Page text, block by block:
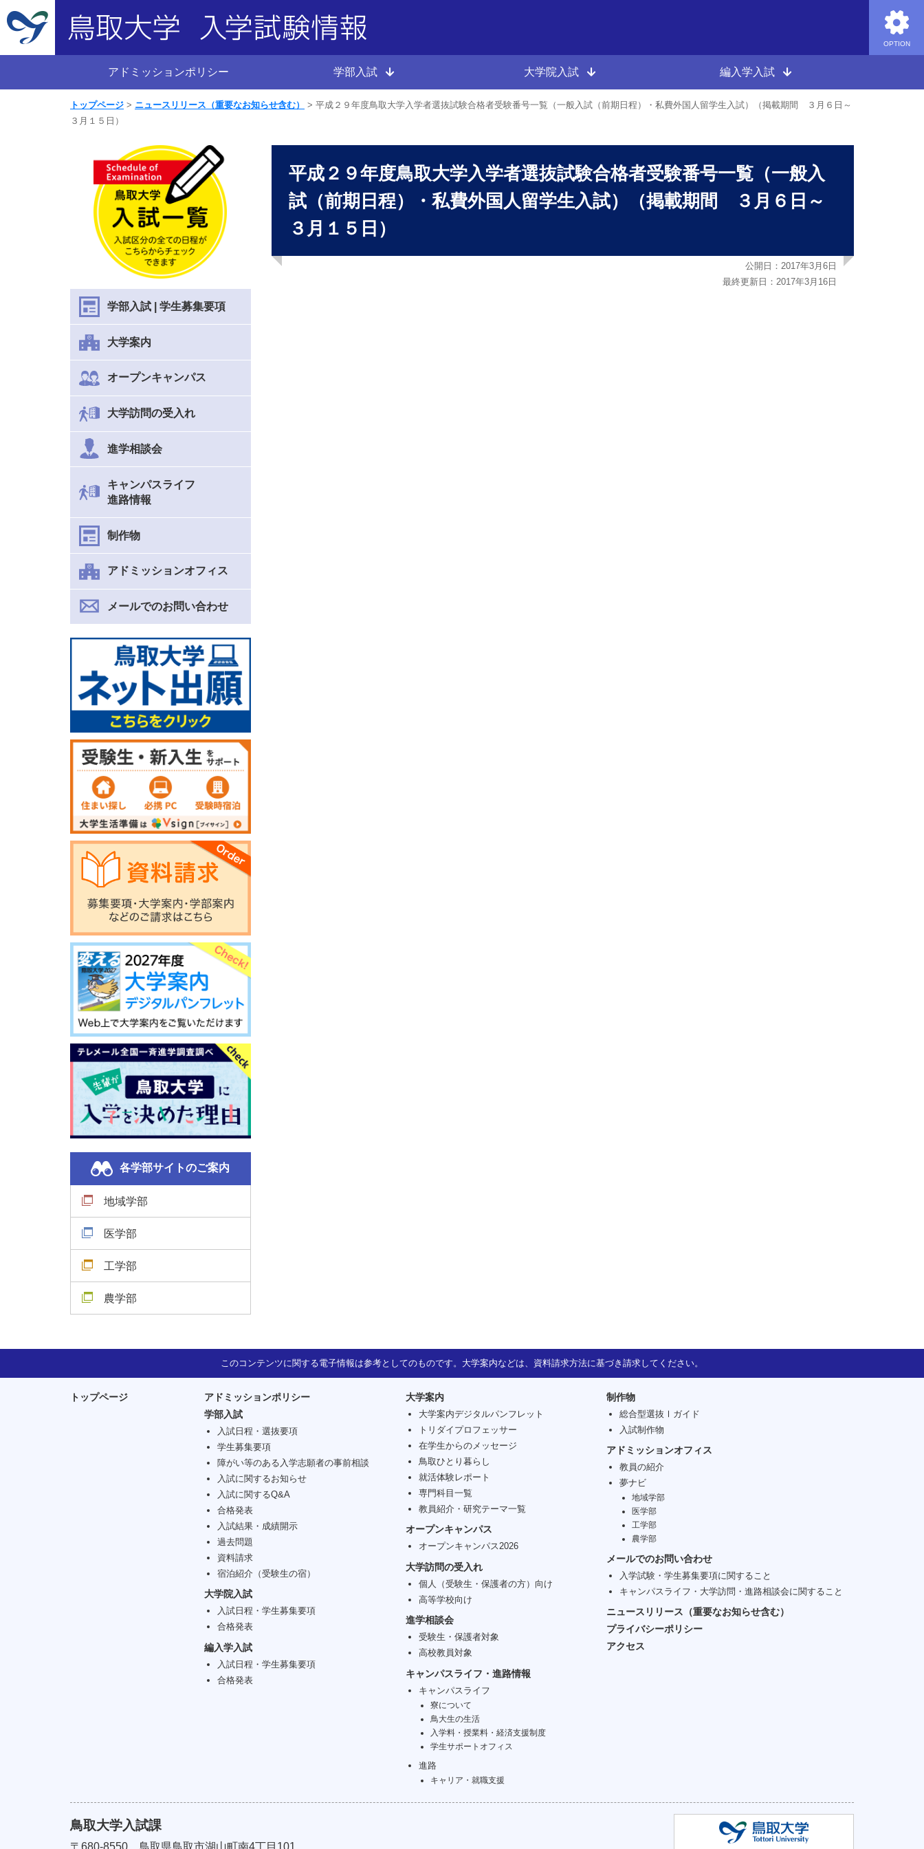
アドミッションポリシー 学部入試 大学院入試 編入学入試
トップページ ニュースリリース（重要なお知らせ含む）
平成２９年度鳥取大学入学者選抜試験合格者受験番号一覧（一般入試（前期日程）・私費外国人留学生入試）（掲載期間 ３月６日～
３月１５日）
平成２９年度鳥取大学入学者選抜試験合格者受験番号一覧（一般入
試（前期日程）・私費外国人留学生入試）（掲載期間 ３月６日～
３月１５日）
公開日：2017年3月6日
最終更新日：2017年3月16日
学部入試 | 学生募集要項
大学案内
オープンキャンパス
大学訪問の受入れ
進学相談会
キャンパスライフ
進路情報
制作物
アドミッションオフィス
メールでのお問い合わせ
各学部サイトのご案内
地域学部
医学部
工学部
農学部
このコンテンツに関する電子情報は参考としてのものです。大学案内などは、資料請求方法に基づき請求してください。
OPTION
トップページ
アドミッションポリシー
学部入試
入試日程・選抜要項
学生募集要項
障がい等のある入学志願者の事前相談
入試に関するお知らせ
入試に関するQ&A
合格発表
入試結果・成績開示
過去問題
資料請求
宿泊紹介（受験生の宿）
大学院入試
入試日程・学生募集要項
合格発表
編入学入試
入試日程・学生募集要項
合格発表
大学案内
大学案内デジタルパンフレット
トリダイプロフェッサー
在学生からのメッセージ
鳥取ひとり暮らし
就活体験レポート
専門科目一覧
教員紹介・研究テーマ一覧
オープンキャンパス
オープンキャンパス2026
大学訪問の受入れ
個人（受験生・保護者の方）向け
高等学校向け
進学相談会
受験生・保護者対象
高校教員対象
キャンパスライフ・進路情報
キャンパスライフ
寮について
鳥大生の生活
入学料・授業料・経済支援制度
学生サポートオフィス
進路
キャリア・就職支援
制作物
総合型選抜Ⅰガイド
入試制作物
アドミッションオフィス
教員の紹介
夢ナビ
地域学部
医学部
工学部
農学部
メールでのお問い合わせ
入学試験・学生募集要項に関すること
キャンパスライフ・大学訪問・進路相談会に関すること
ニュースリリース（重要なお知らせ含む）
プライバシーポリシー
アクセス
鳥取大学入試課
〒680-8550 鳥取県鳥取市湖山町南4丁目101